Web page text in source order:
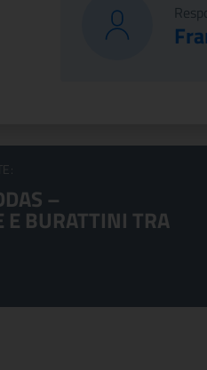
–
E BURATTINI TRA